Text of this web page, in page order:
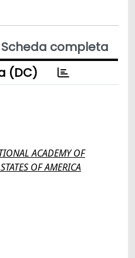
Scheda completa
(DC)
ACADEMY OF
OF AMERICA